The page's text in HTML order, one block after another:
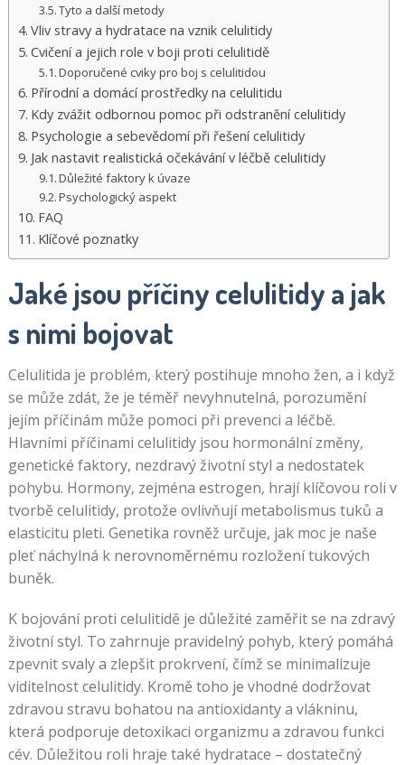
Tyto a další metody
Vliv stravy a hydratace na vznik celulitidy
Cvičení a jejich role v boji proti celulitidě
Doporučené cviky pro boj s celulitidou
Přírodní a domácí prostředky na celulitidu
Kdy zvážit odbornou pomoc při odstranění celulitidy
Psychologie a sebevědomí při řešení celulitidy
Jak nastavit realistická očekávání v léčbě celulitidy
Důležité faktory k úvaze
Psychologický aspekt
FAQ
Klíčové poznatky
Jaké jsou příčiny celulitidy a jak
s nimi bojovat
Celulitida je problém, který postihuje mnoho žen, a i když
se může zdát, že je téměř nevyhnutelná, porozumění
jejím příčinám může pomoci při prevenci a léčbě.
Hlavními příčinami celulitidy jsou hormonální změny,
genetické faktory, nezdravý životní styl a nedostatek
pohybu. Hormony, zejména estrogen, hrají klíčovou roli v
tvorbě celulitidy, protože ovlivňují metabolismus tuků a
elasticitu pleti. Genetika rovněž určuje, jak moc je naše
pleť náchylná k nerovnoměrnému rozložení tukových
buněk.
K bojování proti celulitidě je důležité zaměřit se na zdravý
životní styl. To zahrnuje pravidelný pohyb, který pomáhá
zpevnit svaly a zlepšit prokrvení, čímž se minimalizuje
viditelnost celulitidy. Kromě toho je vhodné dodržovat
zdravou stravu bohatou na antioxidanty a vlákninu,
která podporuje detoxikaci organizmu a zdravou funkci
cév. Důležitou roli hraje také hydratace – dostatečný